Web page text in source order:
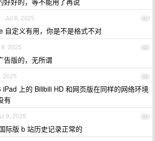
41
Jul 8, 2025
自定义有用，你是不是格式不对
42
2025
告版的，无所谓
43
2025
iPad 上的 Bilibili HD 和网页版在同样的网络环境
有
44
9, 2025
际版 b 站历史记录正常的